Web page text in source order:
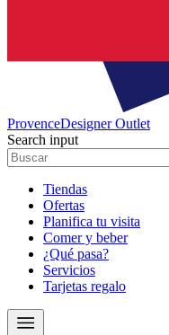
ProvenceDesigner Outlet
Search input
Tiendas
Ofertas
Planifica tu visita
Comer y beber
¿Qué pasa?
Servicios
Tarjetas regalo